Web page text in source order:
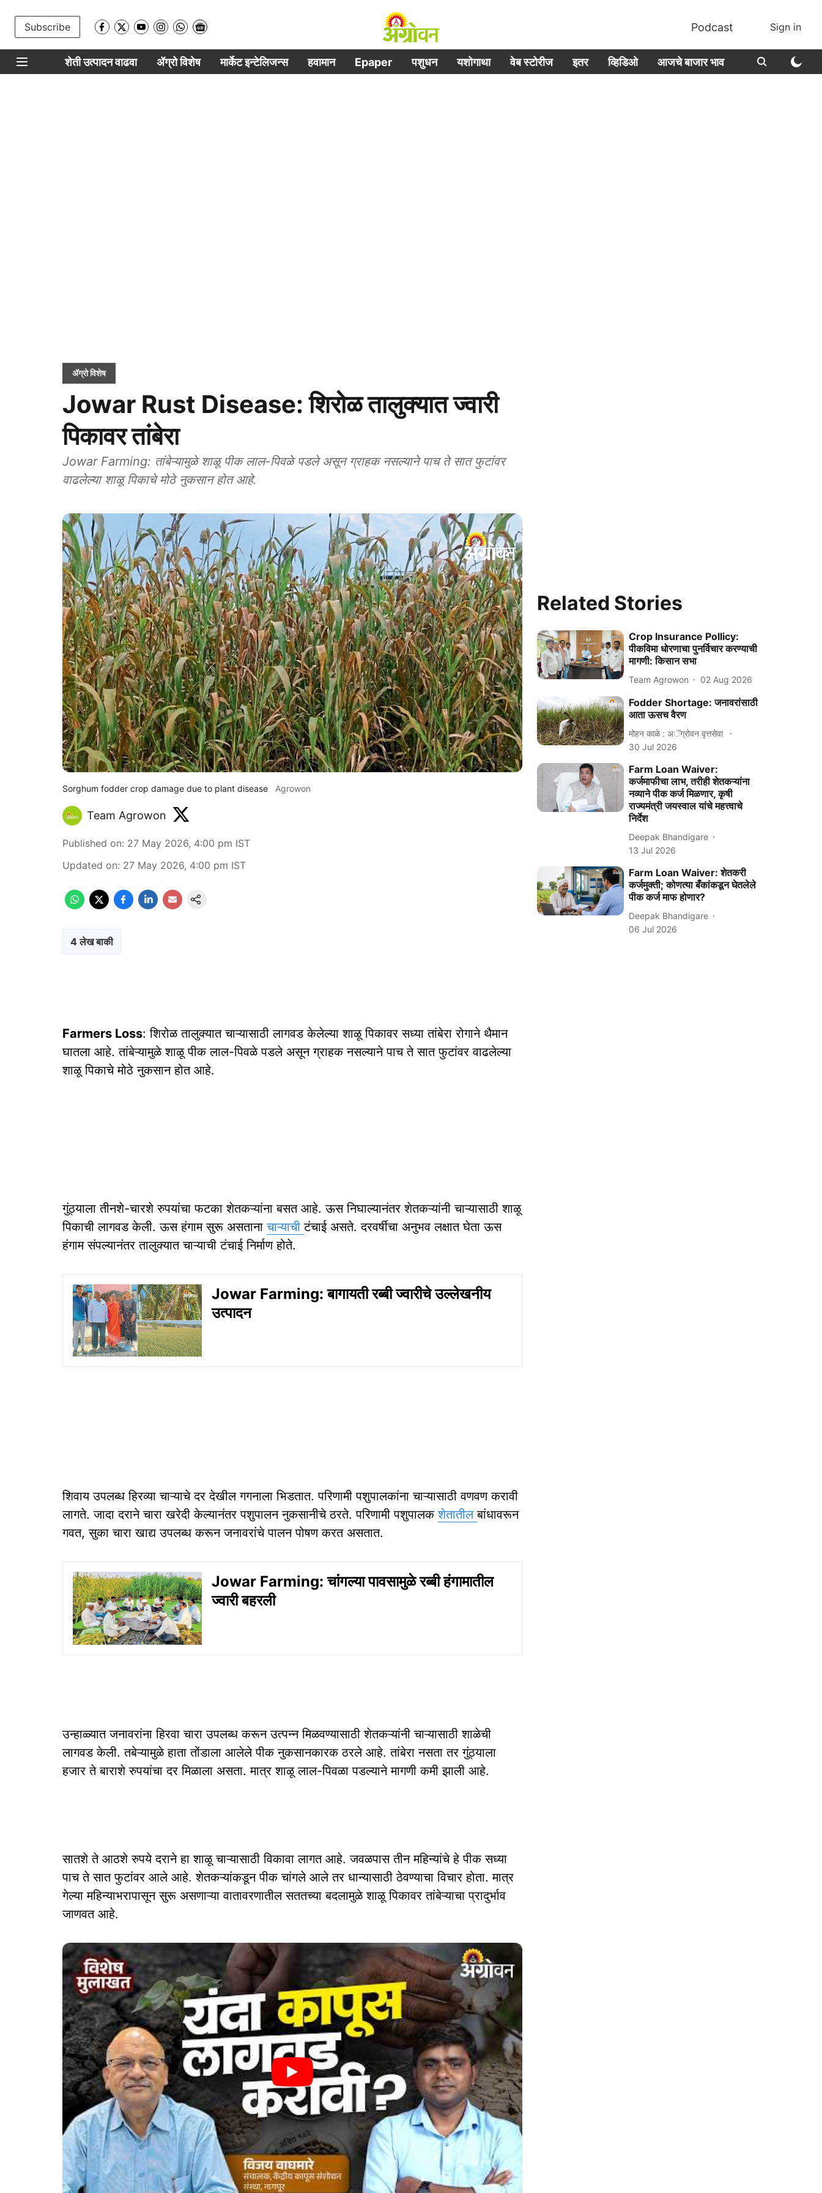
Subscribe Podcast Sign in
शेती उत्पादन वाढवा ॲग्रो विशेष मार्केट इन्टेलिजन्स हवामान Epaper पशुधन यशोगाथा वेब स्टोरीज इतर व्हिडिओ आजचे बाजार भाव
ॲग्रो विशेष
Jowar Rust Disease: शिरोळ तालुक्यात ज्वारी
पिकावर तांबेरा
Jowar Farming: तांबेऱ्यामुळे शाळू पीक लाल-पिवळे पडले असून ग्राहक नसल्याने पाच ते सात फुटांवर
वाढलेल्या शाळू पिकाचे मोठे नुकसान होत आहे.
Sorghum fodder crop damage due to plant disease Agrowon
Team Agrowon
Published on: 27 May 2026, 4:00 pm IST
Updated on: 27 May 2026, 4:00 pm IST
4 लेख बाकी
Farmers Loss: शिरोळ तालुक्यात चाऱ्यासाठी लागवड केलेल्या शाळू पिकावर सध्या तांबेरा रोगाने थैमान
घातला आहे. तांबेऱ्यामुळे शाळू पीक लाल-पिवळे पडले असून ग्राहक नसल्याने पाच ते सात फुटांवर वाढलेल्या
शाळू पिकाचे मोठे नुकसान होत आहे.
गुंठ्याला तीनशे-चारशे रुपयांचा फटका शेतकऱ्यांना बसत आहे. ऊस निघाल्यानंतर शेतकऱ्यांनी चाऱ्यासाठी शाळू
पिकाची लागवड केली. ऊस हंगाम सुरू असतानाचाऱ्याचीटंचाई असते. दरवर्षीचा अनुभव लक्षात घेता ऊस
हंगाम संपल्यानंतर तालुक्यात चाऱ्याची टंचाई निर्माण होते.
Jowar Farming: बागायती रब्बी ज्वारीचे उल्लेखनीय
उत्पादन
शिवाय उपलब्ध हिरव्या चाऱ्याचे दर देखील गगनाला भिडतात. परिणामी पशुपालकांना चाऱ्यासाठी वणवण करावी
लागते. जादा दराने चारा खरेदी केल्यानंतर पशुपालन नुकसानीचे ठरते. परिणामी पशुपालकशेतातीलबांधावरून
गवत, सुका चारा खाद्य उपलब्ध करून जनावरांचे पालन पोषण करत असतात.
Jowar Farming: चांगल्या पावसामुळे रब्बी हंगामातील
ज्वारी बहरली
उन्हाळ्यात जनावरांना हिरवा चारा उपलब्ध करून उत्पन्न मिळवण्यासाठी शेतकऱ्यांनी चाऱ्यासाठी शाळेची
लागवड केली. तबेऱ्यामुळे हाता तोंडाला आलेले पीक नुकसानकारक ठरले आहे. तांबेरा नसता तर गुंठ्याला
हजार ते बाराशे रुपयांचा दर मिळाला असता. मात्र शाळू लाल-पिवळा पडल्याने मागणी कमी झाली आहे.
सातशे ते आठशे रुपये दराने हा शाळू चाऱ्यासाठी विकावा लागत आहे. जवळपास तीन महिन्यांचे हे पीक सध्या
पाच ते सात फुटांवर आले आहे. शेतकऱ्यांकडून पीक चांगले आले तर धान्यासाठी ठेवण्याचा विचार होता. मात्र
गेल्या महिन्याभरापासून सुरू असणाऱ्या वातावरणातील सततच्या बदलामुळे शाळू पिकावर तांबेऱ्याचा प्रादुर्भाव
जाणवत आहे.
Related Stories
Crop Insurance Pollicy:
पीकविमा धोरणाचा पुनर्विचार करण्याची
मागणी: किसान सभा
Team Agrowon 02 Aug 2026
Fodder Shortage: जनावरांसाठी
आता ऊसच वैरण
मोहन काळे : अॅग्रोवन वृत्तसेवा
30 Jul 2026
Farm Loan Waiver:
कर्जमाफीचा लाभ, तरीही शेतकऱ्यांना
नव्याने पीक कर्ज मिळणार, कृषी
राज्यमंत्री जयस्वाल यांचे महत्त्वाचे
निर्देश
Deepak Bhandigare
13 Jul 2026
Farm Loan Waiver: शेतकरी
कर्जमुक्ती; कोणत्या बँकांकडून घेतलेले
पीक कर्ज माफ होणार?
Deepak Bhandigare
06 Jul 2026